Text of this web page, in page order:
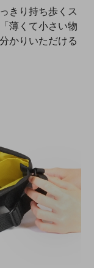
きり持ち歩くス
薄くて小さい物
かりいただける